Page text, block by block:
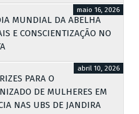
MUNDIAL DA ABELHA
E CONSCIENTIZAÇÃO NO
maio 16, 2026
PARA O
DE MULHERES EM
NAS UBS DE JANDIRA
abril 10, 2026